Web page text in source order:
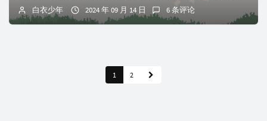
白衣少年 2024 年 09 月 14 日 6 条评论
1 2